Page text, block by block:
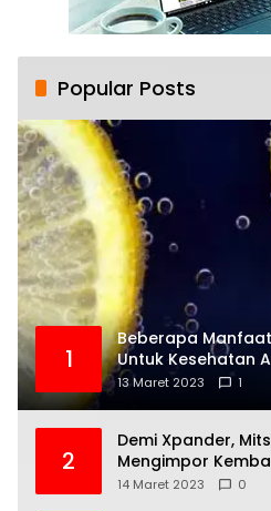
Popular Posts
1
Beberapa
Untuk Kesehatan
13 Maret 2023 1
2
Demi Xpander,
Mengimpor
14 Maret 2023 0